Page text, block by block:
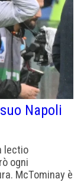
Napoli
lectio
ogni
McTominay è